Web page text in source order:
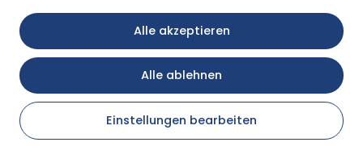
Alle akzeptieren
Alle ablehnen
Einstellungen bearbeiten
Copyright © 2026 Remak Redüktör. Alle Rechte vorbehalten.